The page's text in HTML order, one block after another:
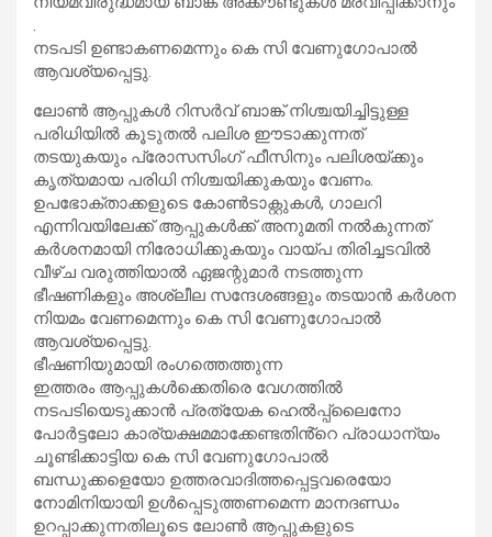
നടപടി ഉണ്ടാകണമെന്നും കെ സി വേണുഗോപാൽ
ആവശ്യപ്പെട്ടു.
ലോൺ ആപ്പുകൾ റിസർവ് ബാങ്ക് നിശ്ചയിച്ചിട്ടുള്ള
പരിധിയിൽ കൂടുതൽ പലിശ ഈടാക്കുന്നത്
തടയുകയും പ്രോസസിംഗ് ഫീസിനും പലിശയ്ക്കും
കൃത്യമായ പരിധി നിശ്ചയിക്കുകയും വേണം.
ഉപഭോക്താക്കളുടെ കോൺടാക്റ്റുകൾ, ഗാലറി
എന്നിവയിലേക്ക് ആപ്പുകൾക്ക് അനുമതി നൽകുന്നത്
കർശനമായി നിരോധിക്കുകയും വായ്പ തിരിച്ചടവിൽ
വീഴ്ച വരുത്തിയാൽ ഏജന്റുമാർ നടത്തുന്ന
ഭീഷണികളും അശ്ലീല സന്ദേശങ്ങളും തടയാൻ കർശന
നിയമം വേണമെന്നും കെ സി വേണുഗോപാൽ
ആവശ്യപ്പെട്ടു.
ഭീഷണിയുമായി രംഗത്തെത്തുന്ന
ഇത്തരം ആപ്പുകൾക്കെതിരെ വേഗത്തിൽ
നടപടിയെടുക്കാൻ പ്രത്യേക ഹെൽപ്പ്‌ലൈനോ
പോർട്ടലോ കാര്യക്ഷമമാക്കേണ്ടതിൻ്റെ പ്രാധാന്യം
ചൂണ്ടിക്കാട്ടിയ കെ സി വേണുഗോപാൽ
ബന്ധുക്കളെയോ ഉത്തരവാദിത്തപ്പെട്ടവരെയോ
നോമിനിയായി ഉൾപ്പെടുത്തണമെന്ന മാനദണ്ഡം
ഉറപ്പാക്കുന്നതിലൂടെ ലോൺ ആപ്പുകളുടെ